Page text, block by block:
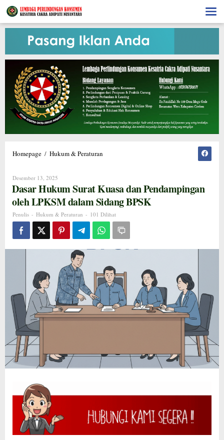
Lewati
konten
Homepage / Hukum & Peraturan
dan
Pendampingan
oleh
LPKSM
dalam
Sidang
Desember 13, 2025
Dasar Hukum Surat Kuasa dan Pendampingan
oleh LPKSM dalam Sidang BPSK
Penulis - Hukum & Peraturan - 101 Dilihat